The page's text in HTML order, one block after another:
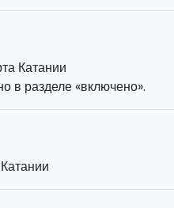
и комфорт с первой
трансфер уже
Катании
в разделе «включено».